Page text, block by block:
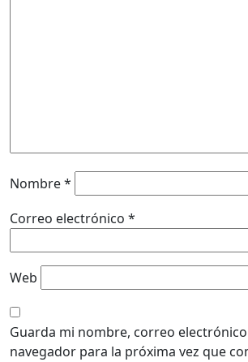
Nombre*
Correo electrónico *
Web
Guarda mi nombre, correo
navegador para la próxima vez que